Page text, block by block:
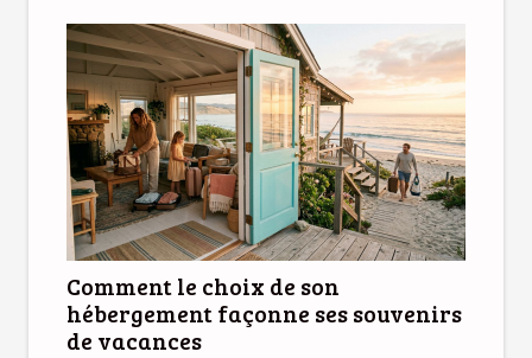
Comment le choix de son
hébergement façonne ses souvenirs
de vacances